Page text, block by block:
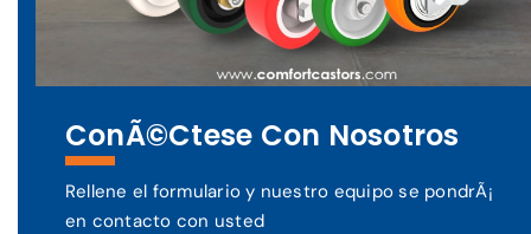
ConÃ©ctese Con Nosotros
Rellene el formulario y nuestro equipo se pondrÃ¡
en contacto con usted